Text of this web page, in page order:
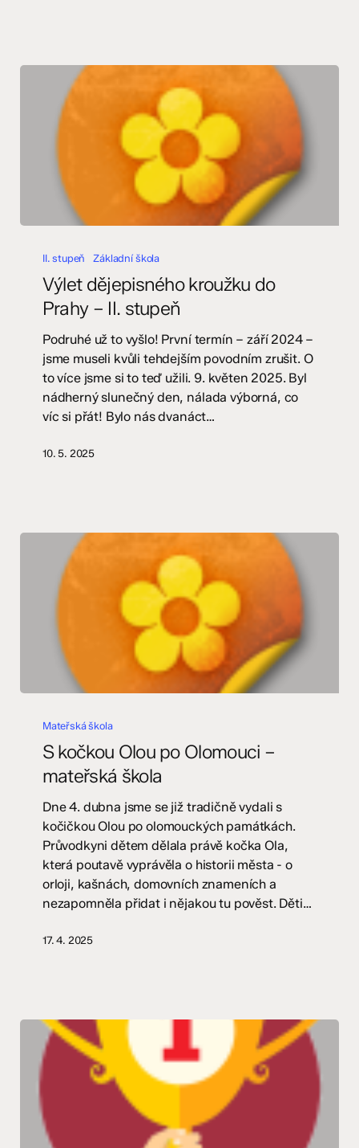
dějepisného
Prahy
stupeň
II. stupeň Základní škola
Výlet dějepisného kroužku do
Prahy – II. stupeň
Podruhé už to vyšlo! První termín – září 2024 –
jsme museli kvůli tehdejším povodním zrušit. O
to více jsme si to teď užili. 9. květen 2025. Byl
nádherný slunečný den, nálada výborná, co
víc si přát! Bylo nás dvanáct…
10. 5. 2025
kočkou
Olomouci
mateřská
škola
Mateřská škola
S kočkou Olou po Olomouci –
mateřská škola
Dne 4. dubna jsme se již tradičně vydali s
kočičkou Olou po olomouckých památkách.
Průvodkyni dětem dělala právě kočka Ola,
která poutavě vyprávěla o historii města - o
orloji, kašnách, domovních znameních a
nezapomněla přidat i nějakou tu pověst. Děti…
17. 4. 2025